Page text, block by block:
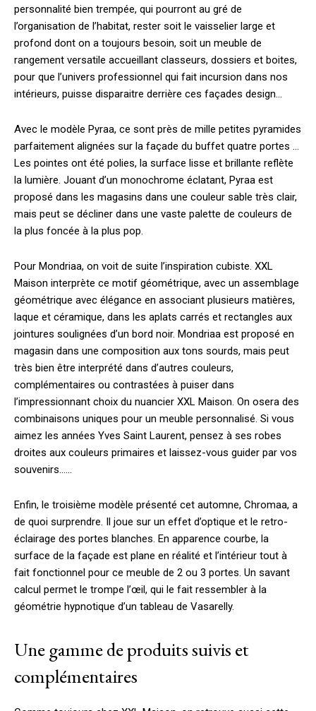
personnalité bien trempée, qui pourront au gré de
l’organisation de l’habitat, rester soit le vaisselier large et
profond dont on a toujours besoin, soit un meuble de
rangement versatile accueillant classeurs, dossiers et boites,
pour que l’univers professionnel qui fait incursion dans nos
intérieurs, puisse disparaitre derrière ces façades design…
Avec le modèle Pyraa, ce sont près de mille petites pyramides
parfaitement alignées sur la façade du buffet quatre portes …
Les pointes ont été polies, la surface lisse et brillante reflète
la lumière. Jouant d’un monochrome éclatant, Pyraa est
proposé dans les magasins dans une couleur sable très clair,
mais peut se décliner dans une vaste palette de couleurs de
la plus foncée à la plus pop.
Pour Mondriaa, on voit de suite l’inspiration cubiste. XXL
Maison interprète ce motif géométrique, avec un assemblage
géométrique avec élégance en associant plusieurs matières,
laque et céramique, dans les aplats carrés et rectangles aux
jointures soulignées d’un bord noir. Mondriaa est proposé en
magasin dans une composition aux tons sourds, mais peut
très bien être interprété dans d’autres couleurs,
complémentaires ou contrastées à puiser dans
l’impressionnant choix du nuancier XXL Maison. On osera des
combinaisons uniques pour un meuble personnalisé. Si vous
aimez les années Yves Saint Laurent, pensez à ses robes
droites aux couleurs primaires et laissez-vous guider par vos
souvenirs……
Enfin, le troisième modèle présenté cet automne, Chromaa, a
de quoi surprendre. Il joue sur un effet d’optique et le retro-
éclairage des portes blanches. En apparence courbe, la
surface de la façade est plane en réalité et l’intérieur tout à
fait fonctionnel pour ce meuble de 2 ou 3 portes. Un savant
calcul permet le trompe l’œil, qui le fait ressembler à la
géométrie hypnotique d’un tableau de Vasarelly.
Une gamme de produits suivis et
complémentaires